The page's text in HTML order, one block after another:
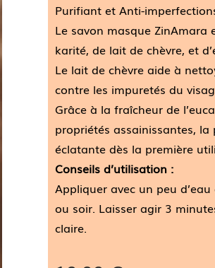
Purifiant et Anti-
Le savon masque ZinAmara
karité, de lait de chèvre, et
Le lait de chèvre aide à
contre les impuretés du
Grâce à la fraîcheur de
propriétés assainissantes,
éclatante dès la première
Conseils d’utilisation :
Appliquer avec un peu
ou soir. Laisser agir 3
claire.